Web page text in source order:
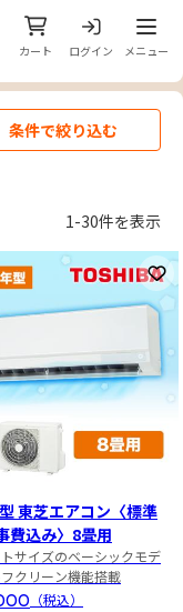
カート ログイン
メニ
メニュー
条件で絞り込む
1-30件を表示
録 お
東芝エアコン〈標準
費込み〉8畳用
サイズのベーシックモデ
クリーン機能搭載
（税込）